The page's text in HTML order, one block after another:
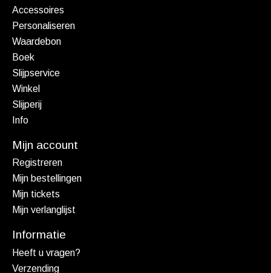
Accessoires
Personaliseren
Waardebon
Boek
Slijpservice
Winkel
Slijperij
Info
Mijn account
Registreren
Mijn bestellingen
Mijn tickets
Mijn verlanglijst
Informatie
Heeft u vragen?
Verzending